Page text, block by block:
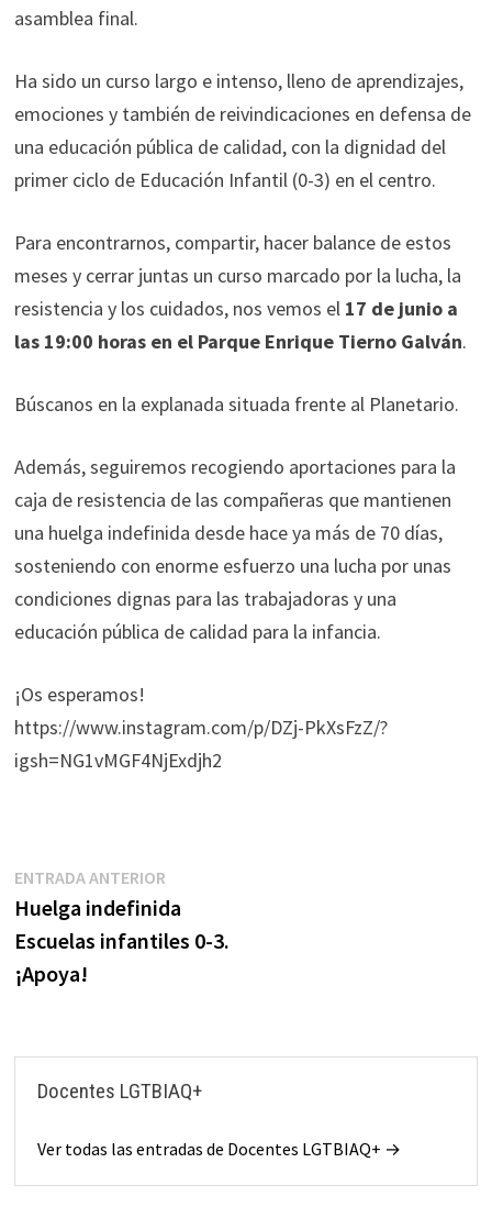
asamblea final.
Ha sido un curso largo e intenso, lleno de aprendizajes,
emociones y también de reivindicaciones en defensa de
una educación pública de calidad, con la dignidad del
primer ciclo de Educación Infantil (0-3) en el centro.
Para encontrarnos, compartir, hacer balance de estos
meses y cerrar juntas un curso marcado por la lucha, la
resistencia y los cuidados, nos vemos el 17 de junio a
las 19:00 horas en el Parque Enrique Tierno Galván.
Búscanos en la explanada situada frente al Planetario.
Además, seguiremos recogiendo aportaciones para la
caja de resistencia de las compañeras que mantienen
una huelga indefinida desde hace ya más de 70 días,
sosteniendo con enorme esfuerzo una lucha por unas
condiciones dignas para las trabajadoras y una
educación pública de calidad para la infancia.
¡Os esperamos!
https://www.instagram.com/p/DZj-PkXsFzZ/?
igsh=NG1vMGF4NjExdjh2
Navegación
de
entradas
ENTRADA ANTERIOREntrada
anterior:
Huelga indefinida
Escuelas infantiles 0-3.
¡Apoya!
Docentes LGTBIAQ+
Ver todas las entradas de Docentes LGTBIAQ+ →